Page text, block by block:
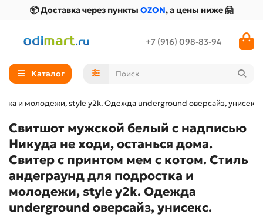
📦 Доставка через пункты OZON, а цены ниже 🤗
+7 (916) 098-83-94
Каталог
и молодежи, style y2k. Одежда underground оверсайз, унисекс.
Свитшот мужской белый с надписью
Никуда не ходи, останься дома.
Свитер с принтом мем с котом. Стиль
андеграунд для подростка и
молодежи, style y2k. Одежда
underground оверсайз, унисекс.